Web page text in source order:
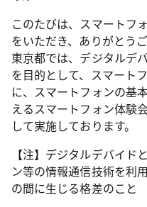
このたびは、スマートフ
をいただき、ありがとうご
東京都では、デジタルデ
を目的として、スマート
に、スマートフォンの基
えるスマートフォン体験
して実施しております。
【注】デジタルデバイド
ン等の情報通信技術を利
の間に生じる格差のこと